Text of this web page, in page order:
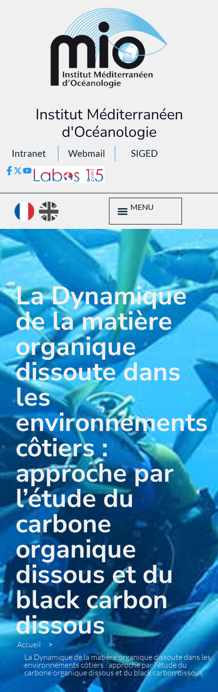
Institut Méditerranéen
d'Océanologie
Intranet Webmail SIGED
MENU
La Dynamique
de la matière
organique
dissoute dans
les
environnements
côtiers :
approche par
l’étude du
carbone
organique
dissous et du
black carbon
dissous
Accueil >
La Dynamique de la matière organique dissoute dans les
environnements côtiers : approche par l’étude du
carbone organique dissous et du black carbon dissous